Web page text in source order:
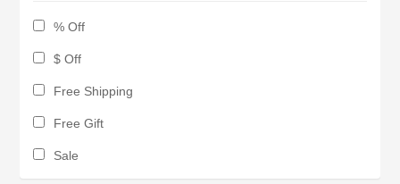
% Off
$ Off
Free Shipping
Free Gift
Sale